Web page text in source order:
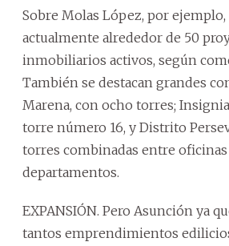
Sobre Molas López, por
actualmente alrededor de 50
inmobiliarios activos, según
También se destacan grandes
Marena, con ocho torres;
torre número 16, y Distrito
torres combinadas entre
departamentos.
EXPANSIÓN. Pero Asunción ya
tantos emprendimientos